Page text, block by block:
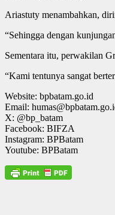
Ariastuty menambahkan,
“Sehingga dengan
Sementara itu, perwakilan
“Kami tentunya sangat
Website: bpbatam.go.id
Email:
X: @bp_batam
Facebook: BIFZA
Instagram: BPBatam
Youtube: BPBatam